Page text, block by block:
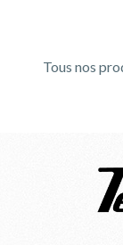
Tous nos